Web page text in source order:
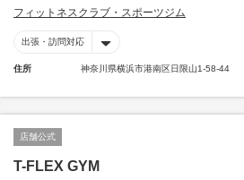
フィットネスクラブ・スポーツジム
出張・訪問対応
住所 神奈川県横浜市港南区日限山1-58-44
店舗公式
T-FLEX GYM